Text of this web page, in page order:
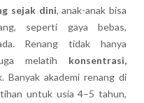
sejak dini, anak-anak bisa
seperti gaya bebas,
Renang tidak hanya
melatih konsentrasi,
Banyak akademi renang di
untuk usia 4–5 tahun,